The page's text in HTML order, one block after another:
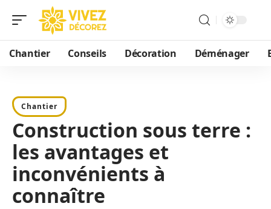
Chantier Conseils Décoration Déménager
Chantier
Construction sous terre :
les avantages et
inconvénients à
connaître